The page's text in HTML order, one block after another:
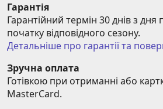
Гарантія
Гарантійний термін 30 днів з дня
початку відповідного сезону.
Детальніше про гарантії та
Зручна оплата
Готівкою при отриманні або
MasterCard.